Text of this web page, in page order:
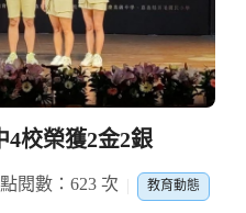
4校榮獲2金2銀
點閱數：623 次 教育動態